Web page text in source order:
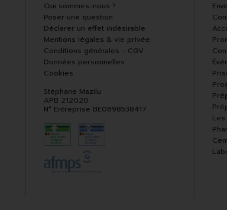
Qui sommes-nous ?
Poser une question
Déclarer un effet indésirable
Mentions légales & vie privée
Conditions générales - CGV
Données personnelles
Cookies
Stéphane Mazilu
APB 212020
N° Entreprise BE0898538417